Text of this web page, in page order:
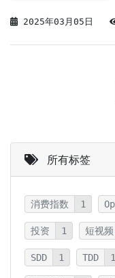
2025年03月05日
所有标签
消费指数 1
投资 1 短视频
SDD 1 TDD 1